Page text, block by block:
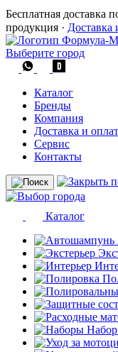
Бесплатная доставка
продукция · Доставка
Выберите город
Каталог
Бренды
Компания
Доставка и
Сервис
Контакты
Каталог